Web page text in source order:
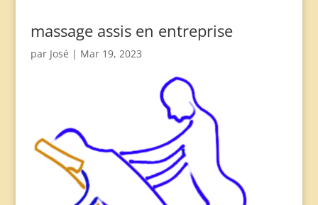
massage assis en entreprise
par José | Mar 19, 2023